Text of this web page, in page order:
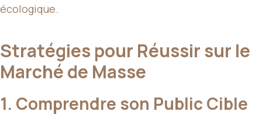
écologique.
Stratégies pour Réussir sur le
Marché de Masse
1. Comprendre son Public Cible